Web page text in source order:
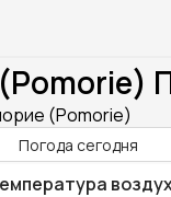
(Pomorie)
Погода сегодня